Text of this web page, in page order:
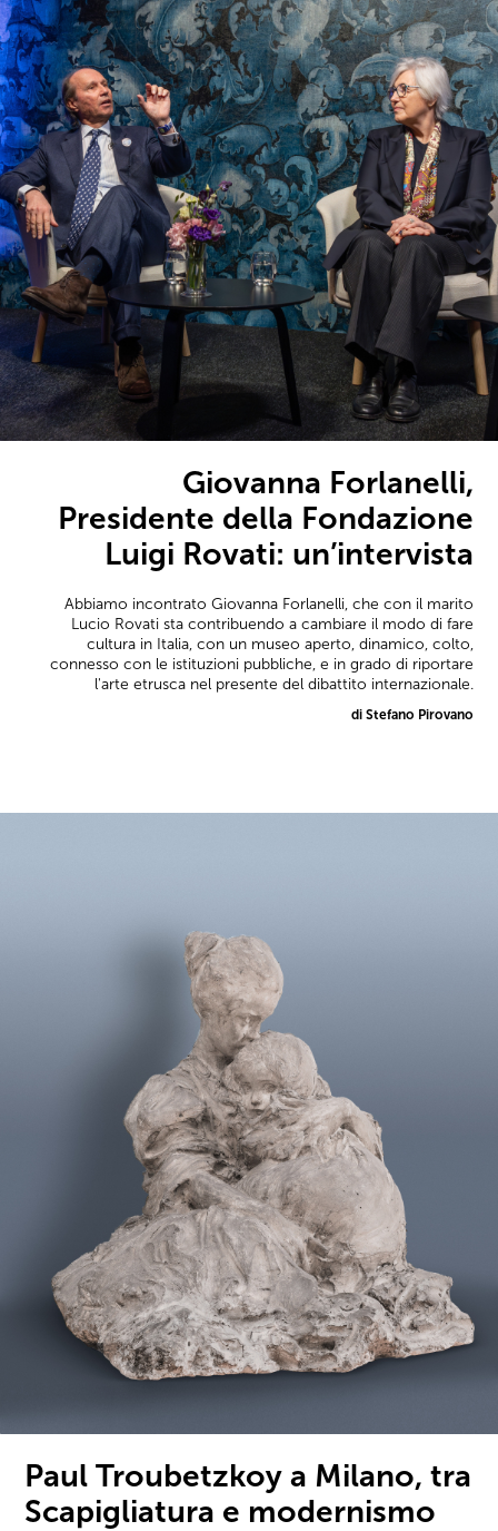
Giovanna Forlanelli,
Presidente della Fondazione
Luigi Rovati: un’intervista
Abbiamo incontrato Giovanna Forlanelli, che con il marito
Lucio Rovati sta contribuendo a cambiare il modo di fare
cultura in Italia, con un museo aperto, dinamico, colto,
connesso con le istituzioni pubbliche, e in grado di riportare
l'arte etrusca nel presente del dibattito internazionale.
di Stefano Pirovano
Paul Troubetzkoy a Milano, tra
Scapigliatura e modernismo